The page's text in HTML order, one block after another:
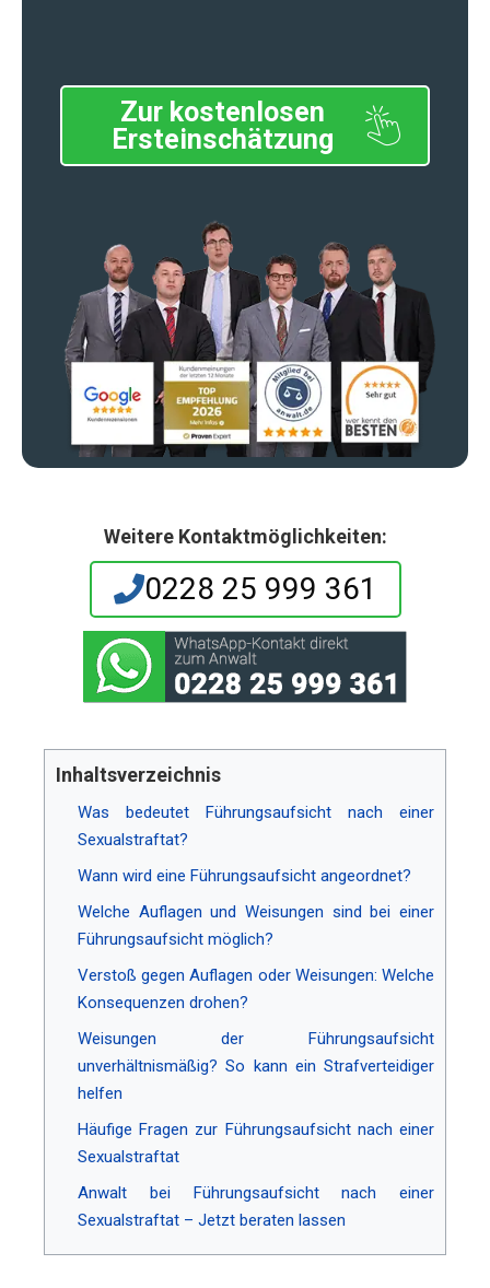
Zur kostenlosen
Ersteinschätzung
Weitere Kontaktmöglichkeiten:
0228 25 999 361
Inhaltsverzeichnis
Was bedeutet Führungsaufsicht nach einer
Sexualstraftat?
Wann wird eine Führungsaufsicht angeordnet?
Welche Auflagen und Weisungen sind bei einer
Führungsaufsicht möglich?
Verstoß gegen Auflagen oder Weisungen: Welche
Konsequenzen drohen?
Weisungen der Führungsaufsicht
unverhältnismäßig? So kann ein Strafverteidiger
helfen
Häufige Fragen zur Führungsaufsicht nach einer
Sexualstraftat
Anwalt bei Führungsaufsicht nach einer
Sexualstraftat – Jetzt beraten lassen